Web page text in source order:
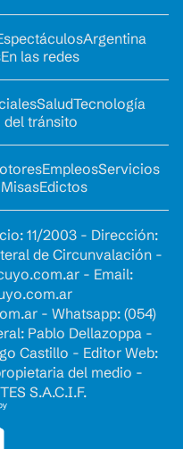
Argentina
En las redes
SaludTecnología
del tránsito
EmpleosServicios
Edictos
11/2003 - Dirección:
de Circunvalación -
- Email:
- Whatsapp: (054)
Pablo Dellazoppa -
Castillo - Editor Web:
del medio -
S.A.C.I.F.